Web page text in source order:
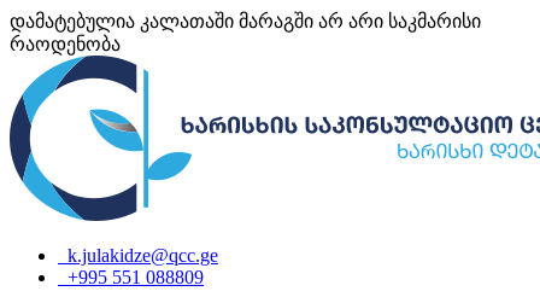
დამატებულია კალათაში მარაგში არ არი საკმარისი
რაოდენობა
k.julakidze@qcc.ge
+995 551 088809